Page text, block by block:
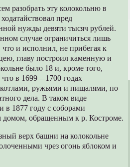
разобрать эту колокольню в
пред
нужды девяти тысяч рублей.
случае ограничиться лишь
и исполнил, не прибегая к
главу построил каменную и
было 18 и, кроме того,
в 1699—1700 годах
котлами, ружьями и пищалями, по
дела. В таком виде
в 1877 году с соборами
домом, обращенным к р. Костроме.
верх башни на колокольне
чрез огонь яблоком и